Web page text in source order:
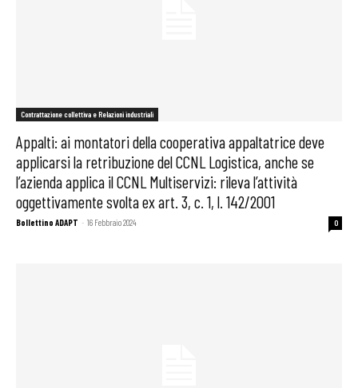
Contrattazione collettiva e Relazioni industriali
Appalti: ai montatori della cooperativa appaltatrice deve
applicarsi la retribuzione del CCNL Logistica, anche se
l’azienda applica il CCNL Multiservizi: rileva l’attività
oggettivamente svolta ex art. 3, c. 1, l. 142/2001
Bollettino ADAPT - 16 Febbraio 2024 0